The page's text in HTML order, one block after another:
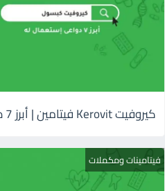
كيروفيت Kerovit فيتامين | أبرز 7 دواعى إستعمال له
فيتامينات ومكملات